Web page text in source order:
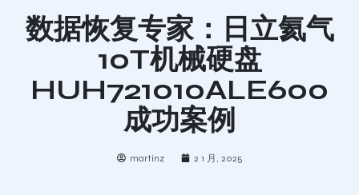
数据恢复专家：日立氦气
10T机械硬盘
HUH721010ALE600
成功案例
martinz 2 1 月, 2025